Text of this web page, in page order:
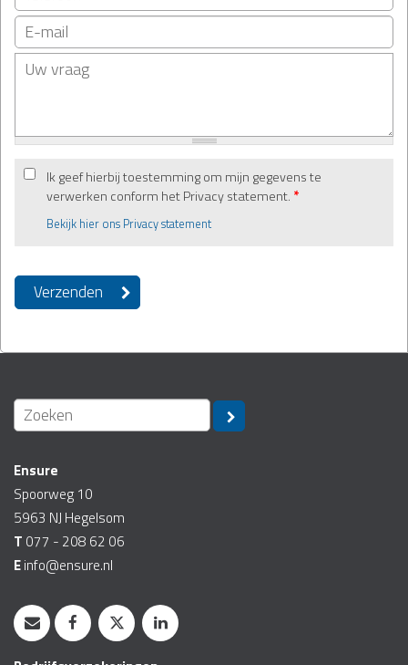
Ik geef hierbij toestemming om mijn gegevens te
verwerken conform het Privacy statement. *
Bekijk hier ons Privacy statement
Ensure
Spoorweg 10
5963 NJ Hegelsom
T 077 - 208 62 06
Einfo@ensure.nl